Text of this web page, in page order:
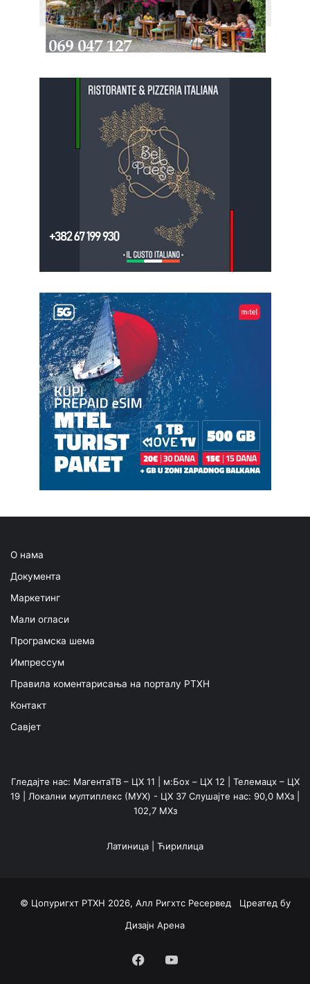
О нама
Документа
Маркетинг
Мали огласи
Програмска шема
Импрессум
Правила коментарисања на порталу РТХН
Контакт
Савјет
Гледајте нас: МагентаТВ – ЦХ 11 | м:Боx – ЦХ 12 | Телемацх – ЦХ
19 | Локални мултиплекс (МУX) - ЦХ 37 Слушајте нас: 90,0 МХз |
102,7 МХз
Латиница Ћирилица
© Цопyригхт РТХН 2026, Алл Ригхтс Ресервед Цреатед бy
Дизајн Арена
Фацебоок